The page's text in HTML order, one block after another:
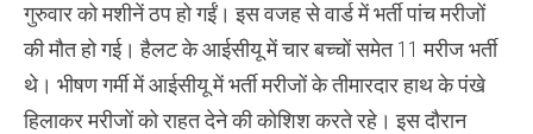
मरीजों
की
मौत
गुरुवार को मशीनें ठप हो गईं। इस वजह से वार्ड में भर्ती पांच मरीजों
की मौत हो गई। हैलट के आईसीयू में चार बच्चों समेत 11 मरीज भर्ती
थे। भीषण गर्मी में आईसीयू में भर्ती मरीजों के तीमारदार हाथ के पंखे
हिलाकर मरीजों को राहत देने की कोश‍िश करते रहे। इस दौरान